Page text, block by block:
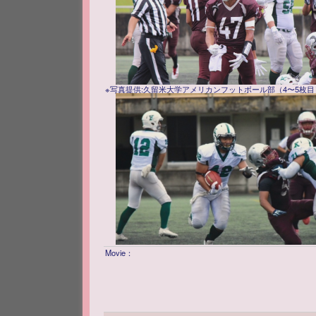
※写真提供:久留米大学アメリカンフットボール部（4〜5枚
Movie：